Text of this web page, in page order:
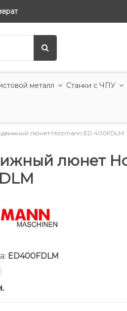
металл Станки с ЧПУ
люнет Holzmann ED 400FDLM
люнет
ED400FDLM